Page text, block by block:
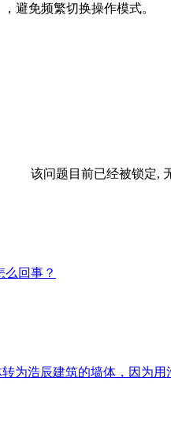
避免频繁切换操作模式。
该问题目前已经被锁定,
么回事？
为浩辰建筑的墙体，因为